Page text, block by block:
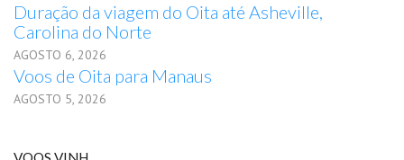
Duração da viagem do Oita até Asheville,
Carolina do Norte
AGOSTO 6, 2026
Voos de Oita para Manaus
AGOSTO 5, 2026